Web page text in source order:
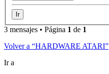
3 mensajes • Página 1 de 1
Volver a “HARDWARE ATARI”
Ir a